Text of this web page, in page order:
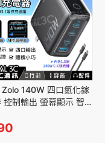
140W 四口氮化鎵
控制輸出 螢幕顯示 智能